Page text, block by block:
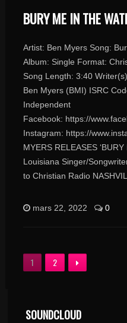
BURY ME IN THE
Artist: Ben Myers Song:
Album: Single Format:
Song Length: 3:40
Ben Myers (BMI) ISRC
Independent
Facebook: https://
Instagram: https://
MYERS RELEASES
Louisiana Singer/
to Christian Radio
mars 22, 2022 0
1 2
SOUNDCLOUD